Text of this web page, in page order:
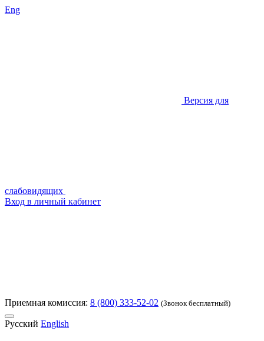
Eng
Версия для
слабовидящих
Вход в личный кабинет
Приемная комиссия: 8 (800) 333-52-02 (Звонок бесплатный)
Русский English